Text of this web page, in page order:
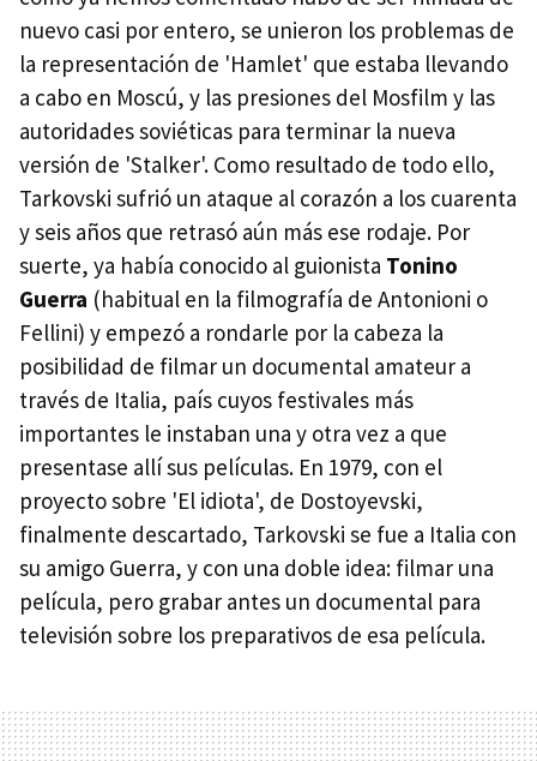
nuevo casi por entero, se unieron los problemas de
la representación de 'Hamlet' que estaba llevando
a cabo en Moscú, y las presiones del Mosfilm y las
autoridades soviéticas para terminar la nueva
versión de 'Stalker'. Como resultado de todo ello,
Tarkovski sufrió un ataque al corazón a los cuarenta
y seis años que retrasó aún más ese rodaje. Por
suerte, ya había conocido al guionista Tonino
Guerra (habitual en la filmografía de Antonioni o
Fellini) y empezó a rondarle por la cabeza la
posibilidad de filmar un documental amateur a
través de Italia, país cuyos festivales más
importantes le instaban una y otra vez a que
presentase allí sus películas. En 1979, con el
proyecto sobre 'El idiota', de Dostoyevski,
finalmente descartado, Tarkovski se fue a Italia con
su amigo Guerra, y con una doble idea: filmar una
película, pero grabar antes un documental para
televisión sobre los preparativos de esa película.